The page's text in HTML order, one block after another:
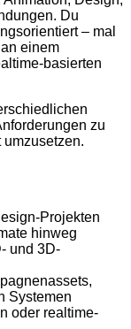
Du
– mal
einem
basierten
zu
Projekten
hinweg
und 3D-
Systemen
oder realtime-